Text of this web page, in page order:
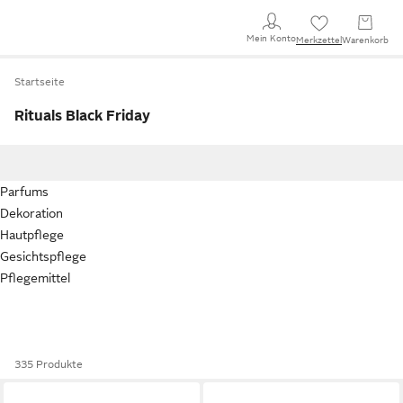
Mein KontoMerkzettel Warenkorb
Startseite
Rituals Black Friday
Parfums
Dekoration
Hautpflege
Gesichtspflege
Pflegemittel
335 Produkte